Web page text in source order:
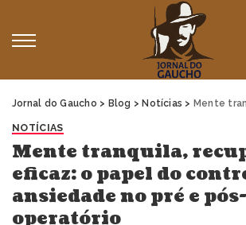
Jornal do Gaucho > Blog > Notícias > Mente tranquila, recuperação
NOTÍCIAS
Mente tranquila,
eficaz: o papel do
ansiedade no pré e pós-
operatório